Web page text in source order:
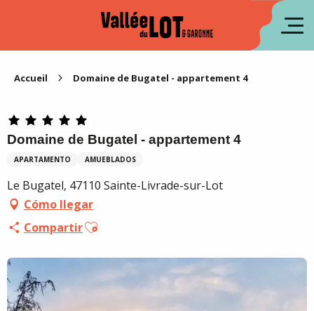
Accueil Domaine de Bugatel - appartement 4
Domaine de Bugatel - appartement 4
APARTAMENTO AMUEBLADOS
Le Bugatel, 47110 Sainte-Livrade-sur-Lot
Cómo llegar
CompartirAjouter aux favoris